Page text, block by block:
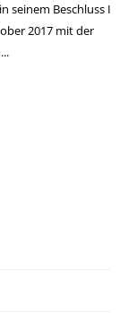
seinem Beschluss I
2017 mit der